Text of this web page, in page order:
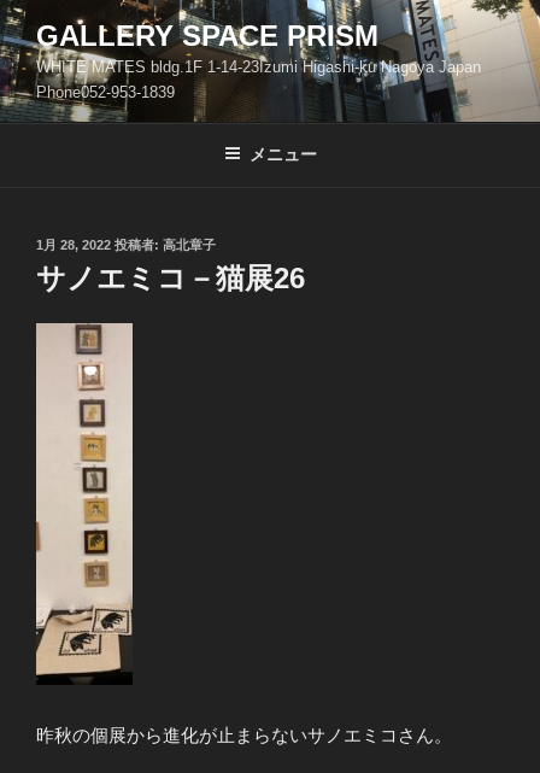
コ
ン
テ
ン
ツ
GALLERY SPACE PRISM
WHITE MATES bldg.1F 1-14-23Izumi Higashi-ku Nagoya Japan
Phone052-953-1839
メニュー
投
稿
日:
1月 28, 2022 投稿者: 高北章子
サノエミコ－猫展26
昨秋の個展から進化が止まらないサノエミコさん。